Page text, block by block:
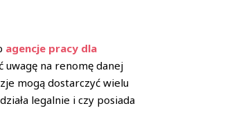
agencje pracy dla
uwagę na renomę danej
mogą dostarczyć wielu
legalnie i czy posiada